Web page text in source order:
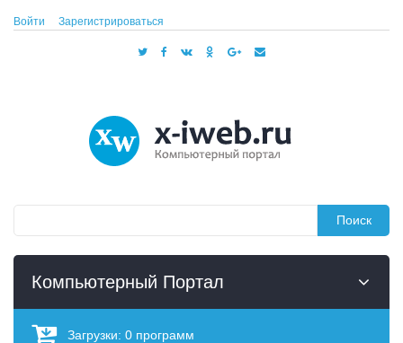
Войти Зарегистрироваться
Поиск
Компьютерный Портал
Загрузки: 0 программ